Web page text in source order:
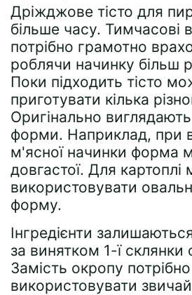
Дріжджове тісто для
більше часу. Тимчасові
потрібно грамотно
роблячи начинку більш
Поки підходить тісто
приготувати кілька
Оригінально виглядають
форми. Наприклад, при
м'ясної начинки форма
довгастої. Для
використовувати
форму.
Інгредієнти
за винятком 1-ї склянки
Замість окропу потрібно
використовувати